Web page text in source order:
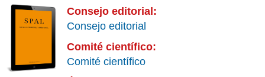
Consejo editorial:
Consejo editorial
Comité científico:
Comité científico